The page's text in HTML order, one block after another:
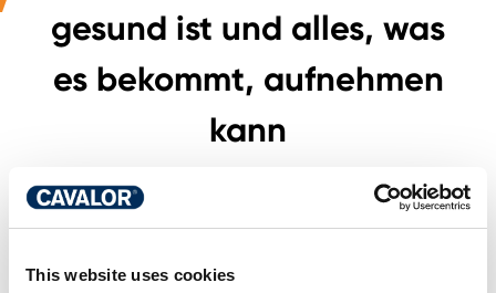
This website uses cookies
gesund ist und alles, was
es bekommt, aufnehmen
kann
Unerwünschte Störungen im